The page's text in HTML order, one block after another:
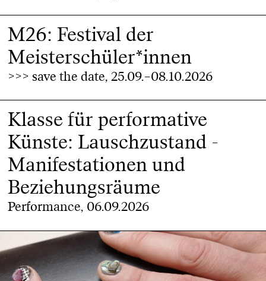
M26: Festival der
Meisterschüler*innen
>>> save the date, 25.09.–08.10.2026
Klasse für performative
Künste: Lauschzustand -
Manifestationen und
Beziehungsräume
Performance, 06.09.2026